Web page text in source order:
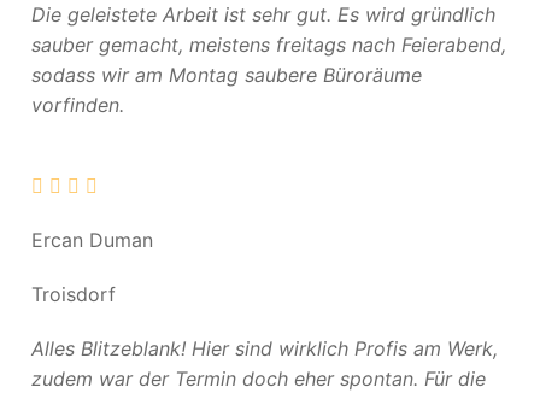
Die geleistete Arbeit ist sehr gut. Es wird gründlich
sauber gemacht, meistens freitags nach Feierabend,
sodass wir am Montag saubere Büroräume
vorfinden.
Ercan Duman
Troisdorf
Alles Blitzeblank! Hier sind wirklich Profis am Werk,
zudem war der Termin doch eher spontan. Für die